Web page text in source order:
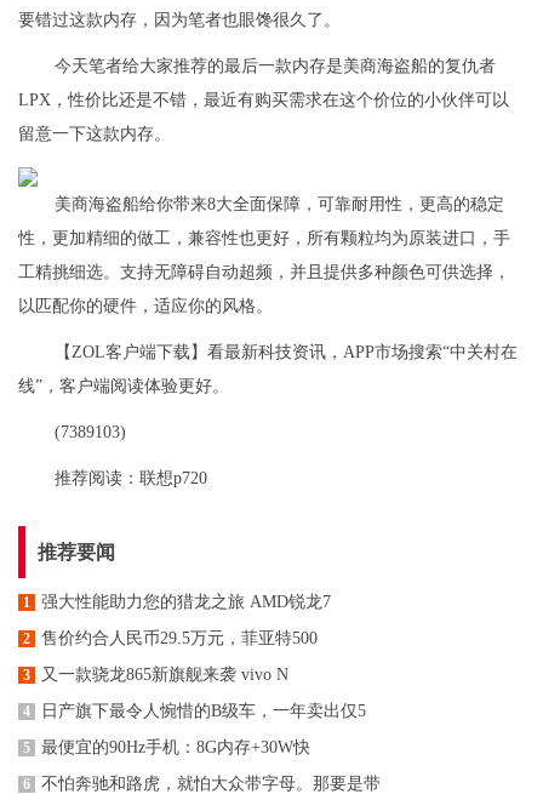
要错过这款内存，因为笔者也眼馋很久了。
今天笔者给大家推荐的最后一款内存是美商海盗船的复仇者
LPX，性价比还是不错，最近有购买需求在这个价位的小伙伴可以
留意一下这款内存。
美商海盗船给你带来8大全面保障，可靠耐用性，更高的稳定
性，更加精细的做工，兼容性也更好，所有颗粒均为原装进口，手
工精挑细选。支持无障碍自动超频，并且提供多种颜色可供选择，
以匹配你的硬件，适应你的风格。
【ZOL客户端下载】看最新科技资讯，APP市场搜索“中关村在
线”，客户端阅读体验更好。
(7389103)
推荐阅读： 联想p720
推荐要闻
1 强大性能助力您的猎龙之旅 AMD锐龙7
2 售价约合人民币29.5万元，菲亚特500
3 又一款骁龙865新旗舰来袭 vivo N
4 日产旗下最令人惋惜的B级车，一年卖出仅5
5 最便宜的90Hz手机：8G内存+30W快
6 不怕奔驰和路虎，就怕大众带字母。那要是带